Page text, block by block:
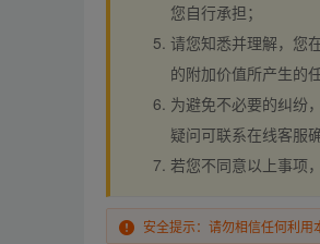
您自行承担；
请您知悉并理解，您
的附加价值所产生的
为避免不必要的纠纷
疑问可联系在线客服确
若您不同意以上事项
安全提示：请勿相信任何利用